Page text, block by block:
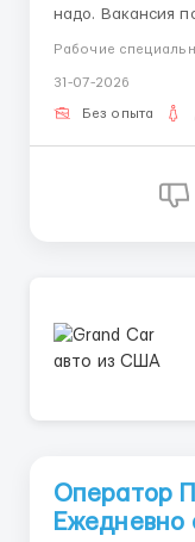
надо. Вакансия
декрете, а так
писем. Заявки...
Рабочие
31-07-2026
Без опыта
Оператор
Ежедневно